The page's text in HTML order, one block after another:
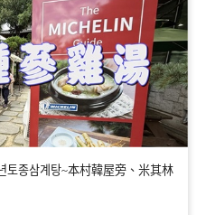
종삼계탕~本村韓屋旁、米其林